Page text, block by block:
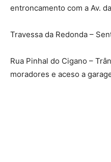
entroncamento com a Av.
Travessa da Redonda –
Rua Pinhal do Cigano –
moradores e aceso a